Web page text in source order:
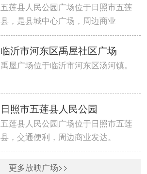
五莲县人民公园广场位于日照市五莲
县，是县城中心广场，周边商业
临沂市河东区禹屋社区广场
禹屋广场位于临沂市河东区汤河镇。
日照市五莲县人民公园
五莲县人民公园广场位于日照市五莲
县，交通便利，周边商业发达。
更多放映广场>>